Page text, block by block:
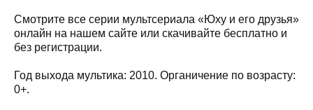
Смотрите все серии мультсериала «Юху и его друзья»
онлайн на нашем сайте или скачивайте бесплатно и
без регистрации.
Год выхода мультика: 2010. Органичение по возрасту:
0+.